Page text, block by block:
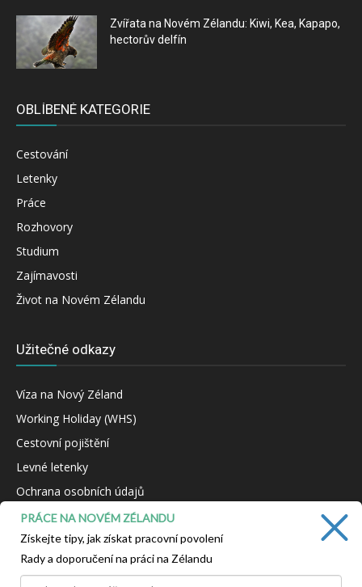
Zvířata na Novém Zélandu: Kiwi, Kea, Kapapo,
hectorův delfín
OBLÍBENÉ KATEGORIE
Cestování
Letenky
Práce
Rozhovory
Studium
Zajímavosti
Život na Novém Zélandu
Užitečné odkazy
Víza na Nový Zéland
Working Holiday (WHS)
Cestovní pojištění
Levné letenky
Ochrana osobních údajů
Kontakt
NAŠE VIZE
PRÁCE NA NOVÉM ZÉLANDU
Získejte tipy, jak získat pracovní povolení
Rady a doporučení na práci na Zélandu